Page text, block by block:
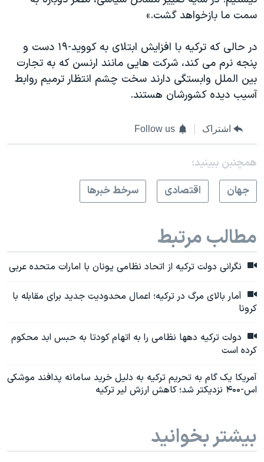
سمت ما بازخواهد گشت.»
در حالی که ترکیه با افزایش ابتلای به کووید-۱۹ دست و
پنجه نرم می کند، شرکت هایی مانند ارنسن که به تجارت
بین الملل وابستگی دارند سخت چشم انتظار ترمیم روابط
آسیب دیده کشورشان هستند.
اشتراک Follow us
همچنبن ببینید:
جهان
اقتصادی سرخط خبرها
مطالب مرتبط
نگرانی دولت ترکیه از اتحاد نظامی یونان با امارات متحده عربی
آمار بالای مرگ در ترکیه؛ اعمال محدودیت جدید برای مقابله با
کرونا
دولت ترکیه دهها نظامی را به اتهام کودتا به حبس ابد محکوم
کرده است
آمریکا یک گام به تحریم ترکیه به دلیل خرید سامانه پدافند موشکی
اس-۴۰۰ نزدیکتر شد؛ کاهش ارزش لیر ترکیه
بیشتر بخوانید